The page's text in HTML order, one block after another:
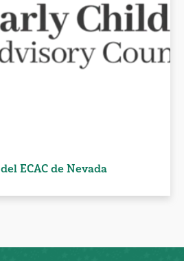
ECAC de Nevada